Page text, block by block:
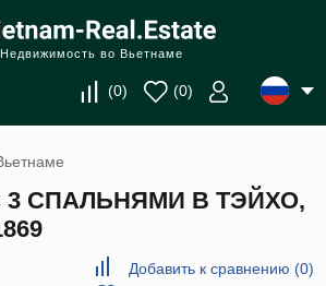
Недвижимость во Вьетнаме
(0) (0)
3 СПАЛЬНЯМИ В ТЭЙХО,
Добавить к сравнению (0)